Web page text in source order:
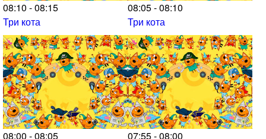
08:10 - 08:15
Три кота
08:05 - 08:10
Три кота
08:00 - 08:05
07:55 - 08:00